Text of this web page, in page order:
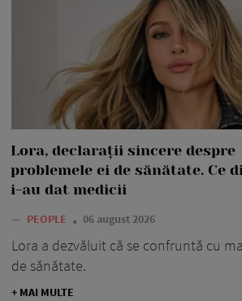
Lora, declarații sincere despre
problemele ei de sănătate. Ce
i-au dat medicii
— PEOPLE 06 august 2026
Lora a dezvăluit că se confruntă cu
de sănătate.
+ MAI MULTE